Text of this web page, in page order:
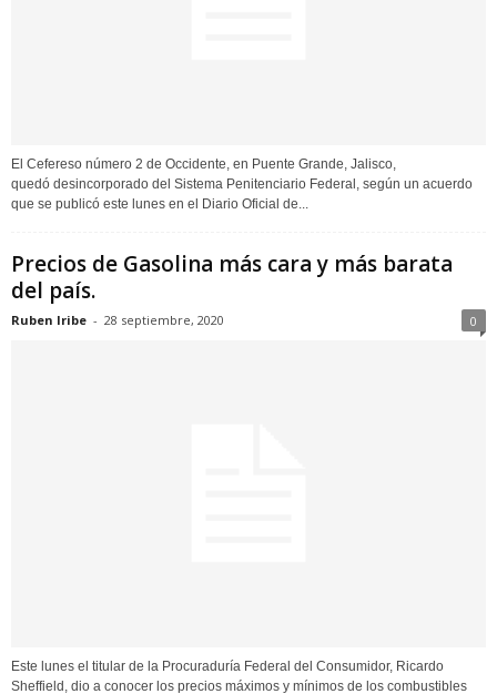
El Cefereso número 2 de Occidente, en Puente Grande, Jalisco,
quedó desincorporado del Sistema Penitenciario Federal, según un acuerdo
que se publicó este lunes en el Diario Oficial de...
Precios de Gasolina más cara y más barata
del país.
Ruben Iribe - 28 septiembre, 2020 0
Este lunes el titular de la Procuraduría Federal del Consumidor, Ricardo
Sheffield, dio a conocer los precios máximos y mínimos de los combustibles